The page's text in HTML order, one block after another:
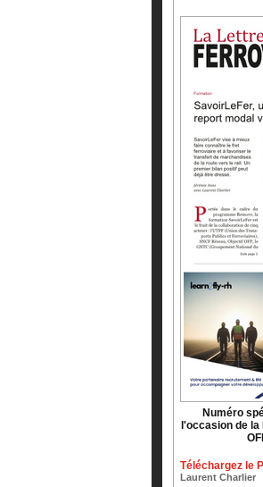
Numéro
l'occasion de
Téléchargez le
Laurent Charlier